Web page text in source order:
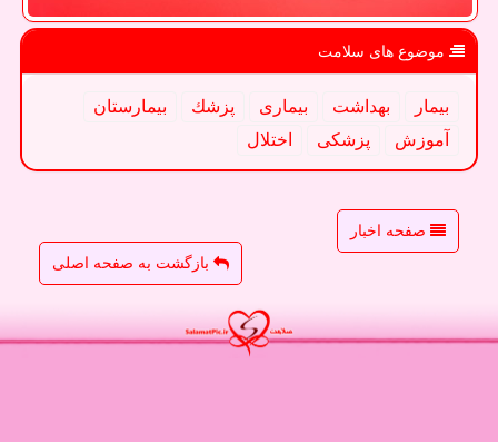
موضوع های سلامت
بیمار بهداشت بیماری پزشك
بیمارستان
آموزش
پزشكی اختلال
صفحه اخبار
بازگشت به صفحه اصلی